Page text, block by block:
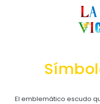
LA PARROQUIA
GAD
El emblemático escudo